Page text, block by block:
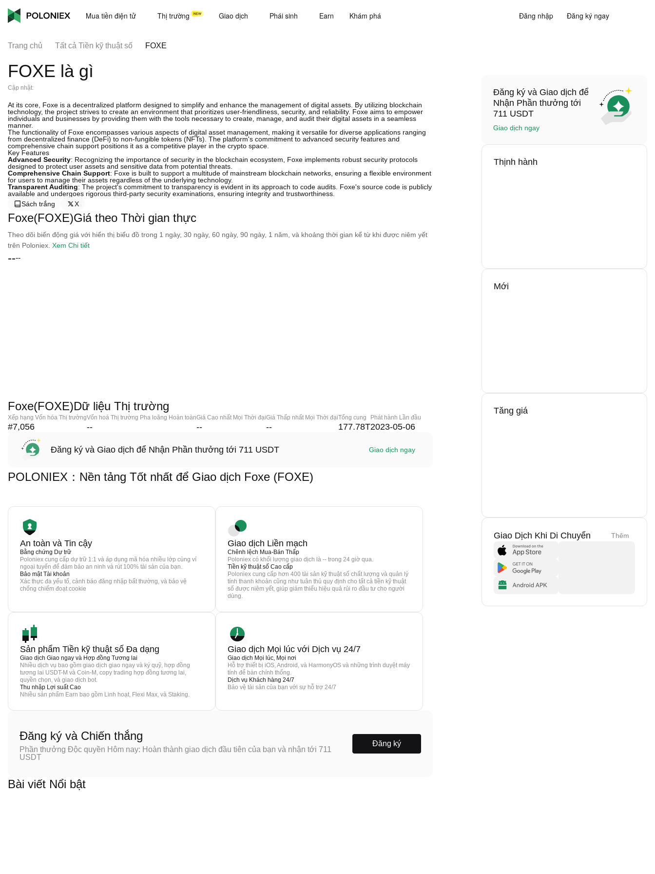
Mua tiền điện tử Thị trường Giao dịch Phái sinh Earn Khám phá Đăng nhập Đăng ký ngay
Trang chủ Tất cả Tiền kỹ thuật số FOXE
FOXE là gì
Cập nhật:
At its core, Foxe is a decentralized platform designed to simplify and enhance the management of digital assets. By utilizing blockchain
technology, the project strives to create an environment that prioritizes user-friendliness, security, and reliability. Foxe aims to empower
individuals and businesses by providing them with the tools necessary to create, manage, and audit their digital assets in a seamless
manner.
The functionality of Foxe encompasses various aspects of digital asset management, making it versatile for diverse applications ranging
from decentralized finance (DeFi) to non-fungible tokens (NFTs). The platform's commitment to advanced security features and
comprehensive chain support positions it as a competitive player in the crypto space.
Key Features
Advanced Security: Recognizing the importance of security in the blockchain ecosystem, Foxe implements robust security protocols
designed to protect user assets and sensitive data from potential threats.
Comprehensive Chain Support: Foxe is built to support a multitude of mainstream blockchain networks, ensuring a flexible environment
for users to manage their assets regardless of the underlying technology.
Transparent Auditing: The project's commitment to transparency is evident in its approach to code audits. Foxe's source code is publicly
available and undergoes rigorous third-party security examinations, ensuring integrity and trustworthiness.
Sách trắng
X
Foxe(FOXE)Giá theo Thời gian thực
Theo dõi biến động giá với hiển thị biểu đồ trong 1 ngày, 30 ngày, 60 ngày, 90 ngày, 1 năm, và khoảng thời gian kể từ khi được niêm yết
trên Poloniex. Xem Chi tiết
----
Foxe(FOXE)Dữ liệu Thị trường
Xếp hạng Vốn hóa Thị trường
#7,056
Vốn hoá Thị trường Pha loãng Hoàn toàn
--
Giá Cao nhất Mọi Thời đại
--
Giá Thấp nhất Mọi Thời đại
--
Tổng cung
177.78T
Phát hành Lần đầu
2023-05-06
Đăng ký và Giao dịch để Nhận Phần thưởng tới 711 USDT Giao dịch ngay
POLONIEX：Nền tảng Tốt nhất để Giao dịch Foxe (FOXE)
An toàn và Tin cậy
Bằng chứng Dự trữ
Poloniex cung cấp dự trữ 1:1 và áp dụng mã hóa nhiều lớp cùng ví
ngoại tuyến để đảm bảo an ninh và rút 100% tài sản của bạn.
Bảo mật Tài khoản
Xác thực đa yếu tố, cảnh báo đăng nhập bất thường, và bảo vệ
chống chiếm đoạt cookie
Giao dịch Liền mạch
Chênh lệch Mua-Bán Thấp
Poloniex có khối lượng giao dịch là -- trong 24 giờ qua.
Tiền kỹ thuật số Cao cấp
Poloniex cung cấp hơn 400 tài sản kỹ thuật số chất lượng và quản lý
tính thanh khoản cũng như tuân thủ quy định cho tất cả tiền kỹ thuật
số được niêm yết, giúp giảm thiểu hiệu quả rủi ro đầu tư cho người
dùng.
Sản phẩm Tiền kỹ thuật số Đa dạng
Giao dịch Giao ngay và Hợp đồng Tương lai
Nhiều dịch vụ bao gồm giao dịch giao ngay và ký quỹ, hợp đồng
tương lai USDT-M và Coin-M, copy trading hợp đồng tương lai,
quyền chọn, và giao dịch bot.
Thu nhập Lợi suất Cao
Nhiều sản phẩm Earn bao gồm Linh hoạt, Flexi Max, và Staking.
Giao dịch Mọi lúc với Dịch vụ 24/7
Giao dịch Mọi lúc, Mọi nơi
Hỗ trợ thiết bị iOS, Android, và HarmonyOS và những trình duyệt máy
tính để bàn chính thống.
Dịch vụ Khách hàng 24/7
Bảo vệ tài sản của bạn với sự hỗ trợ 24/7
Đăng ký và Chiến thắng
Phần thưởng Độc quyền Hôm nay: Hoàn thành giao dịch đầu tiên của bạn và nhận tới 711
USDT
Đăng ký
Bài viết Nổi bật
Đăng ký và Giao dịch để
Nhận Phần thưởng tới
711 USDT
Giao dịch ngay
Thịnh hành
Mới
Tăng giá
Giao Dịch Khi Di Chuyển Thêm